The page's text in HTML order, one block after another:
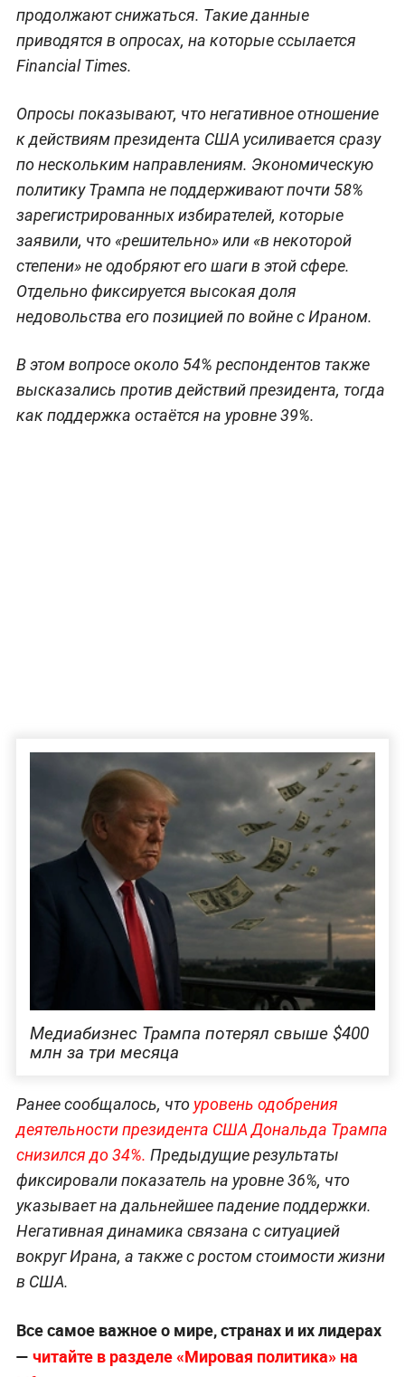
продолжают снижаться. Такие данные
приводятся в опросах, на которые ссылается
Financial Times.
Опросы показывают, что негативное отношение
к действиям президента США усиливается сразу
по нескольким направлениям. Экономическую
политику Трампа не поддерживают почти 58%
зарегистрированных избирателей, которые
заявили, что «решительно» или «в некоторой
степени» не одобряют его шаги в этой сфере.
Отдельно фиксируется высокая доля
недовольства его позицией по войне с Ираном.
В этом вопросе около 54% респондентов также
высказались против действий президента, тогда
как поддержка остаётся на уровне 39%.
Медиабизнес Трампа потерял свыше $400
млн за три месяца
Ранее сообщалось, чтоуровень одобрения
деятельности президента США Дональда Трампа
снизился до 34%. Предыдущие результаты
фиксировали показатель на уровне 36%, что
указывает на дальнейшее падение поддержки.
Негативная динамика связана с ситуацией
вокруг Ирана, а также с ростом стоимости жизни
в США.
Все самое важное о мире, странах и их лидерах
— читайте в разделе «Мировая политика» на